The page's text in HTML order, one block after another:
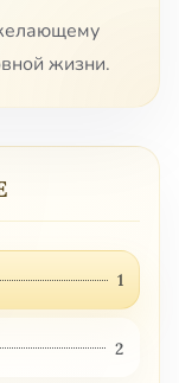
жизни.
1
2